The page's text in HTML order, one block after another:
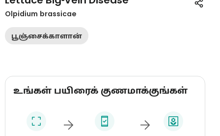
Olpidium brassicae
பூஞ்சைக்காளான்
உங்கள் பயிரைக் குணமாக்குங்கள்